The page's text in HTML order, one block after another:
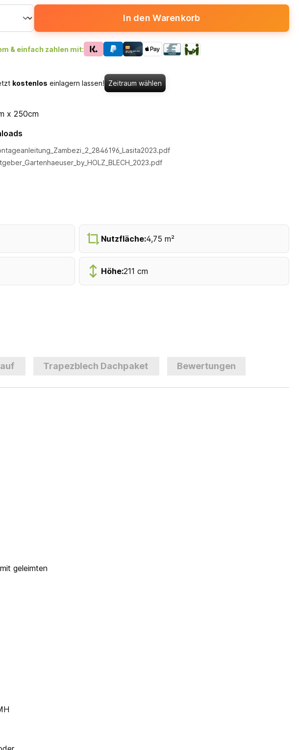
In den Warenkorb
& einfach zahlen mit:
kostenlos einlagern lassen! Zeitraum wählen
x 250cm
Nutzfläche:4,75 m²
Höhe:211 cm
Trapezblech Dachpaket Bewertungen
geleimten